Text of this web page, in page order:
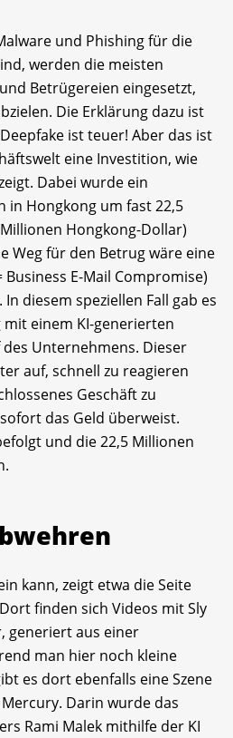
und Phishing für die
werden die meisten
Betrügereien eingesetzt,
Die Erklärung dazu ist
ist teuer! Aber das ist
eine Investition, wie
Dabei wurde ein
in Hongkong um fast 22,5
Hongkong-Dollar)
Weg für den Betrug wäre eine
Business E-Mail Compromise)
diesem speziellen Fall gab es
einem KI-generierten
Unternehmens. Dieser
auf, schnell zu reagieren
Geschäft zu
das Geld überweist.
und die 22,5 Millionen
kann, zeigt etwa die Seite
finden sich Videos mit Sly
generiert aus einer
man hier noch kleine
es dort ebenfalls eine Szene
Darin wurde das
Rami Malek mithilfe der KI